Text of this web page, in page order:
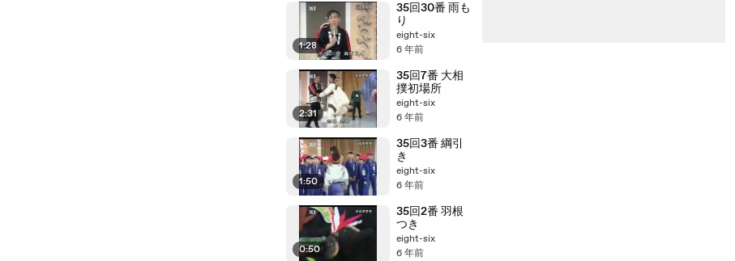
1:28
35回30番 雨も
り
eight-six
6 年前
2:31
35回7番 大相
撲初場所
eight-six
6 年前
1:50
35回3番 綱引
き
eight-six
6 年前
0:50
35回2番 羽根
つき
eight-six
6 年前